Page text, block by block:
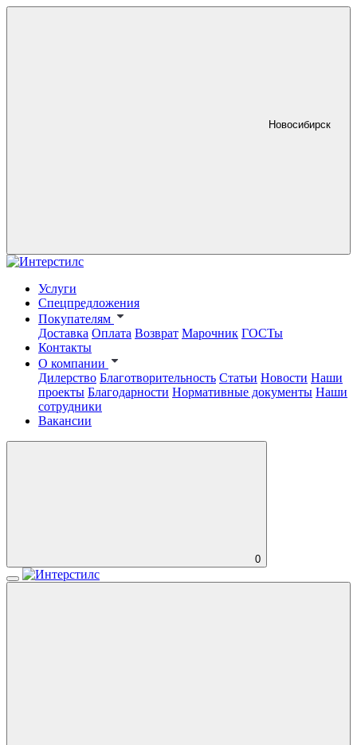
Новосибирск
Услуги
Спецпредложения
Покупателям
Доставка Оплата Возврат Марочник ГОСТы
Контакты
О компании
Дилерство Благотворительность Статьи Новости Наши
проекты Благодарности Нормативные документы Наши
сотрудники
Вакансии
0